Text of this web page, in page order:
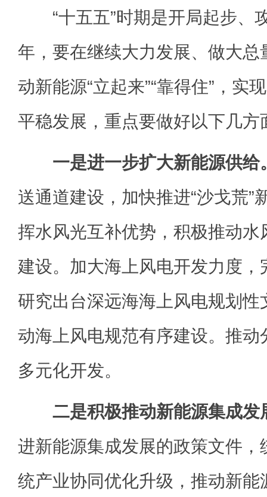
“十五五”时期是开局起步、
年，要在继续大力发展、做大总
动新能源“立起来”“靠得住”，实
平稳发展，重点要做好以下几方
一是进一步扩大新能源供给
送通道建设，加快推进“沙戈荒”
挥水风光互补优势，积极推动水
建设。加大海上风电开发力度
研究出台深远海海上风电规划性
动海上风电规范有序建设。推动
多元化开发。
二是积极推动新能源集成发
进新能源集成发展的政策文件，
统产业协同优化升级，推动新能